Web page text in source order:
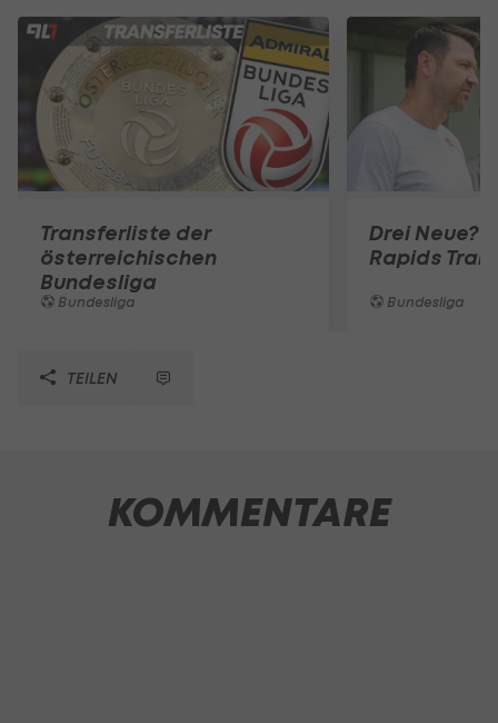
Transferliste der
österreichischen
Bundesliga
Bundesliga
Drei Neue?
Rapids
Bundesliga
TEILEN
KOMMENTARE